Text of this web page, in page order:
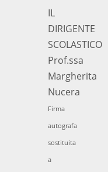
IL
DIRIGENTE
SCOLASTICO
Prof.ssa
Margherita
Nucera
Firma
autografa
sostituita
a